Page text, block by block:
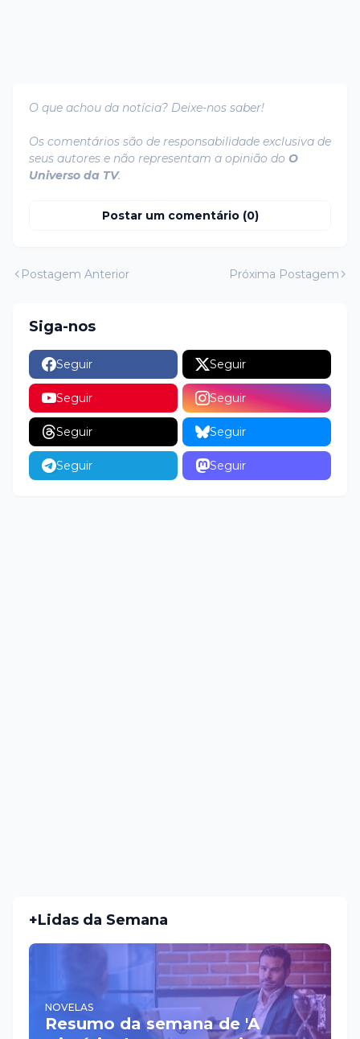
O que achou da notícia? Deixe-nos saber!
Os comentários são de responsabilidade exclusiva de
seus autores e não representam a opinião do O
Universo da TV.
Postar um comentário (0)
Postagem Anterior Próxima Postagem
Siga-nos
Seguir Seguir
Seguir Seguir
Seguir Seguir
Seguir Seguir
+Lidas da Semana
NOVELAS
Resumo da semana de 'A